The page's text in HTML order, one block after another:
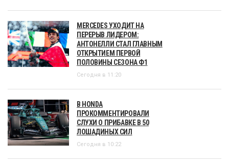
MERCEDES УХОДИТ НА
ПЕРЕРЫВ ЛИДЕРОМ:
АНТОНЕЛЛИ СТАЛ ГЛАВНЫМ
ОТКРЫТИЕМ ПЕРВОЙ
ПОЛОВИНЫ СЕЗОНА Ф1
Сегодня в 11:20
В HONDA
ПРОКОММЕНТИРОВАЛИ
СЛУХИ О ПРИБАВКЕ В 50
ЛОШАДИНЫХ СИЛ
Сегодня в 10:22